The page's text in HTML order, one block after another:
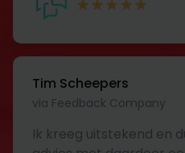
Tim Scheepers
via Feedback Company
Ik kreeg uitstekend en